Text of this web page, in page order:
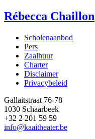
Rébecca Chaillon
Footer
Scholenaanbod
Pers
Zaalhuur
Charter
Disclaimer
Privacybeleid
Gallaitstraat 76-78
1030 Schaarbeek
+32 2 201 59 59
info@kaaitheater.be